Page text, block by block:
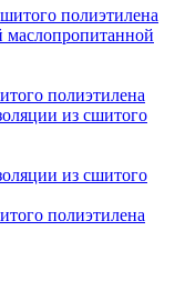
полиэтилена
маслопропитанной
полиэтилена
из сшитого
из сшитого
полиэтилена